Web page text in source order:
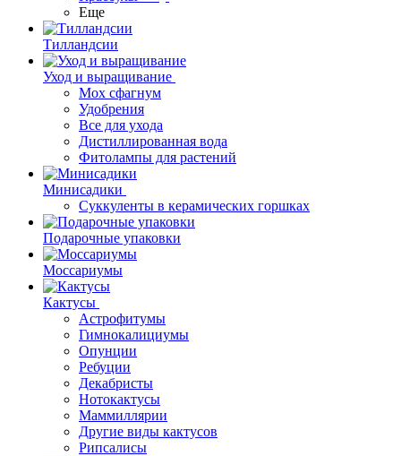
Еще
Тилландсии
Уход и выращивание
Мох сфагнум
Удобрения
Все для ухода
Дистиллированная вода
Фитолампы для растений
Минисадики
Суккуленты в керамических горшках
Подарочные упаковки
Моссариумы
Кактусы
Астрофитумы
Гимнокалициумы
Опунции
Ребуции
Декабристы
Нотокактусы
Маммиллярии
Другие виды кактусов
Рипсалисы